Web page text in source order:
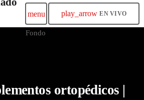
menu play_arrow EN VIVO
ortopédicos |